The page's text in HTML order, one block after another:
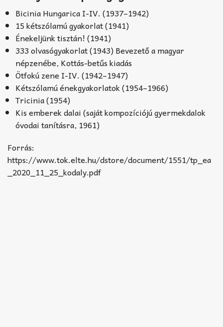
Bicinia Hungarica I-IV. (1937–1942)
15 kétszólamú gyakorlat (1941)
Énekeljünk tisztán! (1941)
333 olvasógyakorlat (1943) Bevezető a magyar
népzenébe, Kottás-betűs kiadás
Ötfokú zene I-IV. (1942–1947)
Kétszólamú énekgyakorlatok (1954–1966)
Tricinia (1954)
Kis emberek dalai (saját kompozíciójú gyermekdalok
óvodai tanításra, 1961)
Forrás:
https://www.tok.elte.hu/dstore/document/1551/tp_ea
_2020_11_25_kodaly.pdf